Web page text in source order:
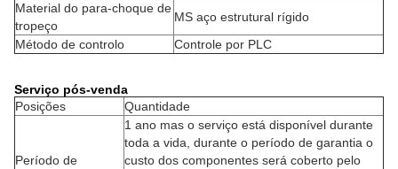
Material do para-choque de
tropeço
MS aço estrutural rígido
Método de controlo
Controle por PLC
Serviço pós-venda
Posições
Quantidade
Período de
1 ano mas o serviço está disponível durante
toda a vida, durante o período de garantia o
custo dos componentes será coberto pelo